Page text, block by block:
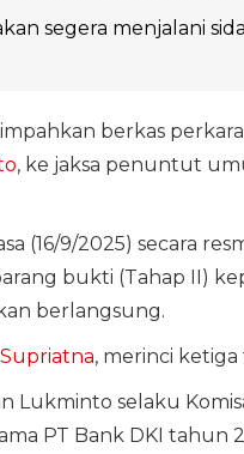
segera menjalani
berkas
, ke jaksa penuntut
(16/9/2025) secara
bukti (Tahap II)
berlangsung.
, merinci
Lukminto selaku
PT Bank DKI tahun